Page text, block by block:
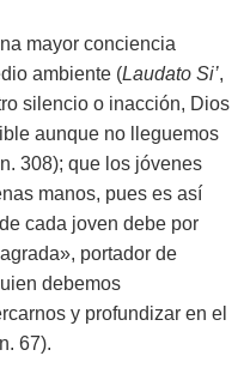
mayor conciencia
ambiente (Laudato Si’,
silencio o inacción, Dios
aunque no lleguemos
308); que los jóvenes
manos, pues es así
cada joven debe por
portador de
debemos
y profundizar en el
67).